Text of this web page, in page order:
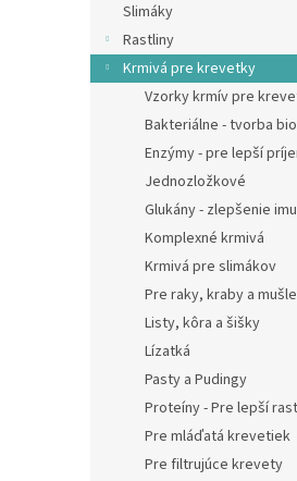
Slimáky
Rastliny
Krmivá pre krevetky
Vzorky krmív pre
Bakteriálne - tvorba
Enzýmy - pre lepší
Jednozložkové
Glukány - zlepšenie
Komplexné krmivá
Krmivá pre slimákov
Pre raky, kraby a mušle
Listy, kôra a šišky
Lízatká
Pasty a Pudingy
Proteíny - Pre lepší rast
Pre mláďatá krevetiek
Pre filtrujúce krevety